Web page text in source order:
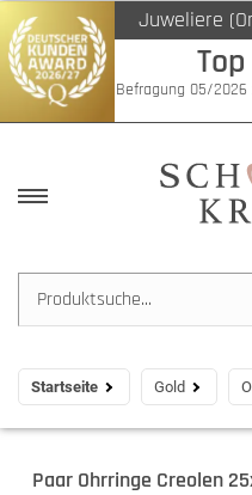
Juweliere
Befragung 05/2026
Startseite Gold
Paar Ohrringe Creolen